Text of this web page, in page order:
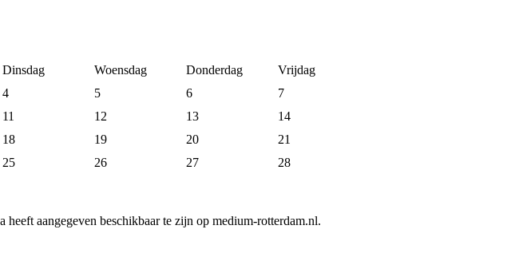
Dinsdag Woensdag Donderdag
Vrijdag
4 5 6
7
11 12 13
14
18 19 20
21
25 26 27
28
heeft aangegeven beschikbaar te zijn op medium-rotterdam.nl.